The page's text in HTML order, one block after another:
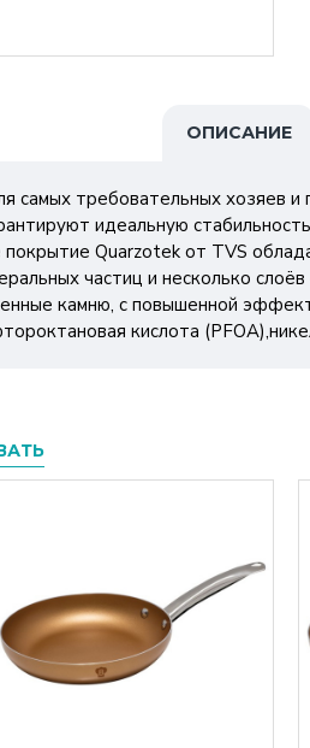
ОПИСАНИЕ
самых требовательных хозяев
идеальную
Quarzotek от TVS
частиц и несколько
камню, с повышенной
кислота